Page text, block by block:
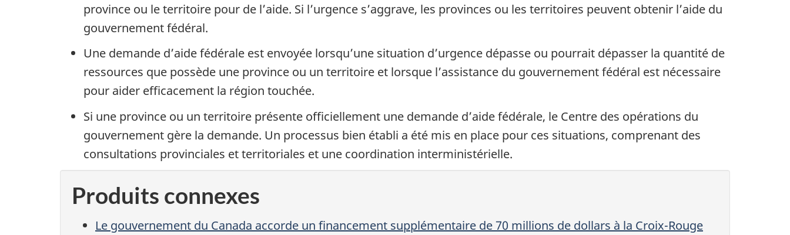
province ou le territoire pour de l’aide. Si l’urgence s’aggrave, les provinces ou les territoires peuvent obtenir l’aide du
gouvernement fédéral.
Une demande d’aide fédérale est envoyée lorsqu’une situation d’urgence dépasse ou pourrait dépasser la quantité de
ressources que possède une province ou un territoire et lorsque l’assistance du gouvernement fédéral est nécessaire
pour aider efficacement la région touchée.
Si une province ou un territoire présente officiellement une demande d’aide fédérale, le Centre des opérations du
gouvernement gère la demande. Un processus bien établi a été mis en place pour ces situations, comprenant des
consultations provinciales et territoriales et une coordination interministérielle.
Produits connexes
Le gouvernement du Canada accorde un financement supplémentaire de 70 millions de dollars à la Croix-Rouge